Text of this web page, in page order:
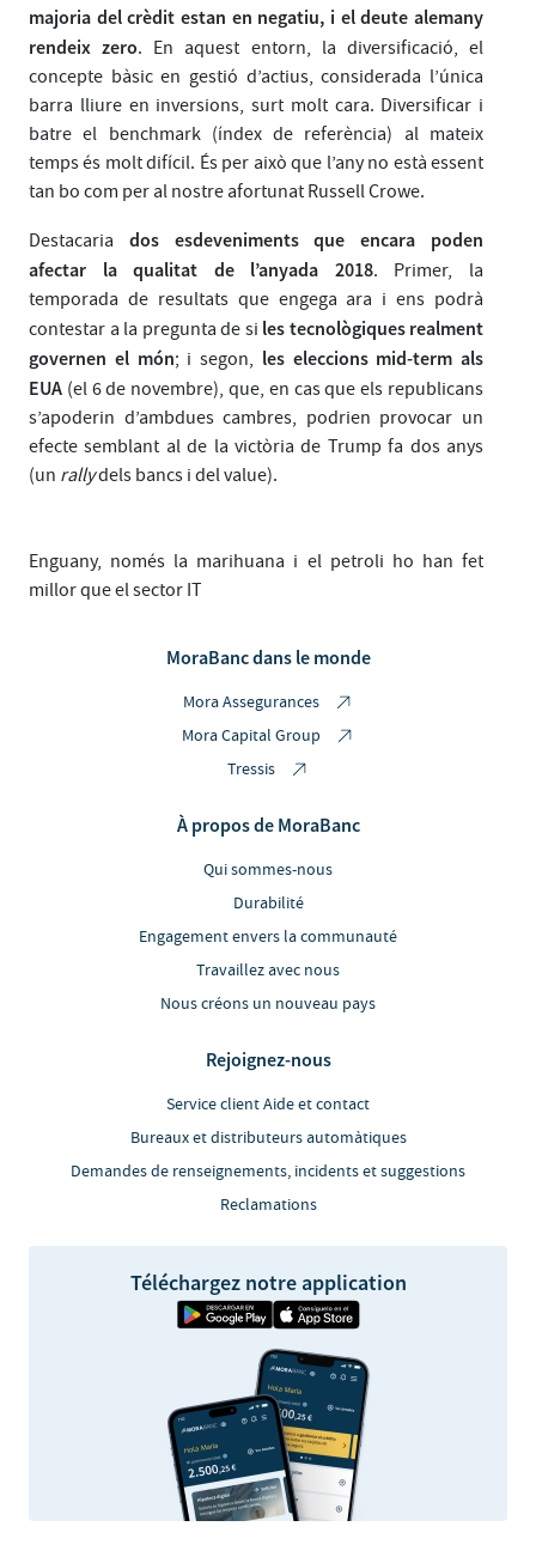
majoria del crèdit estan en negatiu, i el deute alemany
rendeix zero. En aquest entorn, la diversificació, el
concepte bàsic en gestió d’actius, considerada l’única
barra lliure en inversions, surt molt cara. Diversificar i
batre el benchmark (índex de referència) al mateix
temps és molt difícil. És per això que l’any no està essent
tan bo com per al nostre afortunat Russell Crowe.
Destacaria dos esdeveniments que encara poden
afectar la qualitat de l’anyada 2018. Primer, la
temporada de resultats que engega ara i ens podrà
contestar a la pregunta de si les tecnològiques realment
governen el món; i segon, les eleccions mid-term als
EUA (el 6 de novembre), que, en cas que els republicans
s’apoderin d’ambdues cambres, podrien provocar un
efecte semblant al de la victòria de Trump fa dos anys
(un rallydels bancs i del value).
Enguany, només la marihuana i el petroli ho han fet
millor que el sector IT
MoraBanc dans le monde
Mora Assegurances
Mora Capital Group
Tressis
À propos de MoraBanc
Qui sommes-nous
Durabilité
Engagement envers la communauté
Travaillez avec nous
Nous créons un nouveau pays
Rejoignez-nous
Service client Aide et contact
Bureaux et distributeurs automàtiques
Demandes de renseignements, incidents et suggestions
Reclamations
Téléchargez notre application